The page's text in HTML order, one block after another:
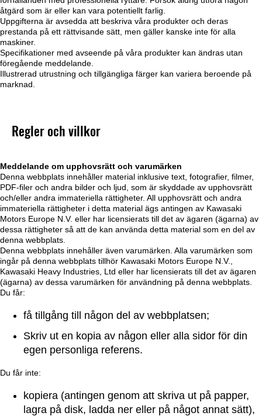
åtgärd som är eller kan vara potentiellt farlig.
Uppgifterna är avsedda att beskriva våra produkter och deras
prestanda på ett rättvisande sätt, men gäller kanske inte för alla
maskiner.
Specifikationer med avseende på våra produkter kan ändras utan
föregående meddelande.
Illustrerad utrustning och tillgängliga färger kan variera beroende på
marknad.
Regler och villkor
Meddelande om upphovsrätt och varumärken
Denna webbplats innehåller material inklusive text, fotografier, filmer,
PDF-filer och andra bilder och ljud, som är skyddade av upphovsrätt
och/eller andra immateriella rättigheter. All upphovsrätt och andra
immateriella rättigheter i detta material ägs antingen av Kawasaki
Motors Europe N.V. eller har licensierats till det av ägaren (ägarna) av
dessa rättigheter så att de kan använda detta material som en del av
denna webbplats.
Denna webbplats innehåller även varumärken. Alla varumärken som
ingår på denna webbplats tillhör Kawasaki Motors Europe N.V.,
Kawasaki Heavy Industries, Ltd eller har licensierats till det av ägaren
(ägarna) av dessa varumärken för användning på denna webbplats.
Du får:
få tillgång till någon del av webbplatsen;
Skriv ut en kopia av någon eller alla sidor för din
egen personliga referens.
Du får inte:
kopiera (antingen genom att skriva ut på papper,
lagra på disk, ladda ner eller på något annat sätt),